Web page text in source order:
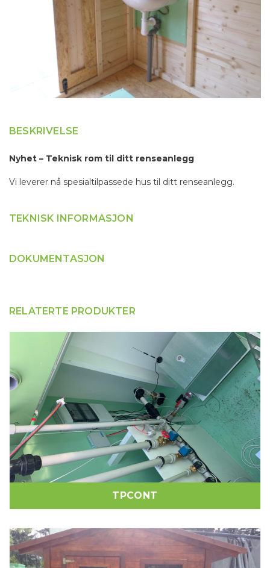
BESKRIVELSE
Nyhet – Teknisk rom til ditt renseanlegg
Vi leverer nå spesialtilpassede hus til ditt renseanlegg.
TEKNISK INFORMASJON
DOKUMENTASJON
RELATERTE PRODUKTER
TPCONT